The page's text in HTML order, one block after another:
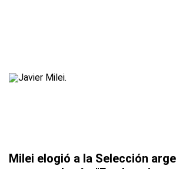
Milei elogió a la Selección